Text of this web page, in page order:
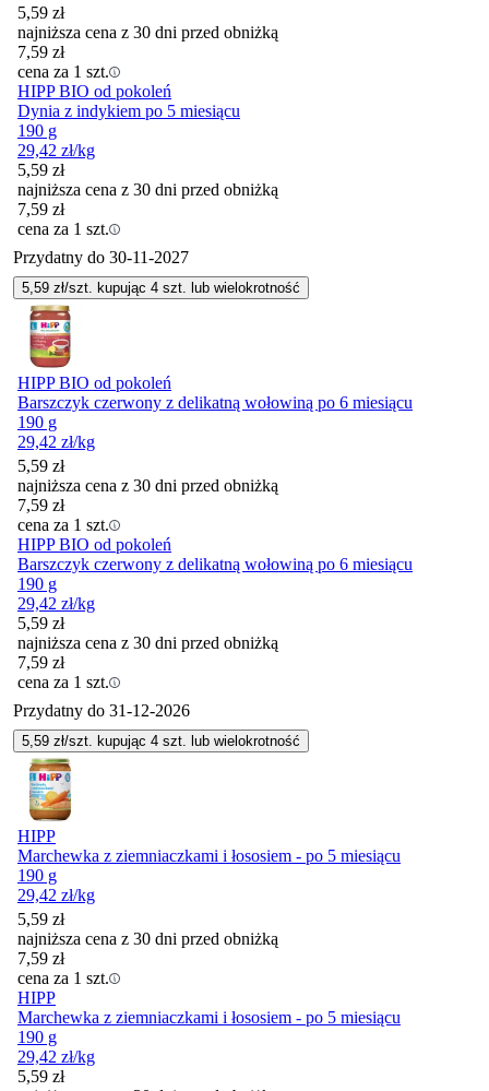
5,59 zł
najniższa cena z 30 dni przed obniżką
7,59 zł
cena za 1 szt.
HIPP BIO od pokoleń
Dynia z indykiem po 5 miesiącu
190 g
29,42 zł/kg
5,59 zł
najniższa cena z 30 dni przed obniżką
7,59 zł
cena za 1 szt.
Przydatny do 30-11-2027
5,59 zł/szt. kupując 4 szt. lub wielokrotność
HIPP BIO od pokoleń
Barszczyk czerwony z delikatną wołowiną po 6 miesiącu
190 g
29,42 zł/kg
5,59 zł
najniższa cena z 30 dni przed obniżką
7,59 zł
cena za 1 szt.
HIPP BIO od pokoleń
Barszczyk czerwony z delikatną wołowiną po 6 miesiącu
190 g
29,42 zł/kg
5,59 zł
najniższa cena z 30 dni przed obniżką
7,59 zł
cena za 1 szt.
Przydatny do 31-12-2026
5,59 zł/szt. kupując 4 szt. lub wielokrotność
HIPP
Marchewka z ziemniaczkami i łososiem - po 5 miesiącu
190 g
29,42 zł/kg
5,59 zł
najniższa cena z 30 dni przed obniżką
7,59 zł
cena za 1 szt.
HIPP
Marchewka z ziemniaczkami i łososiem - po 5 miesiącu
190 g
29,42 zł/kg
5,59 zł